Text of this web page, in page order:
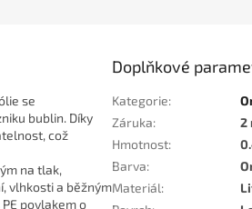
se
bublin. Díky
což
na tlak,
vlhkosti a běžným
povlakem o
Doplňkové
Kategorie:
Záruka:
2
Hmotnost:
Barva:
Materiál: